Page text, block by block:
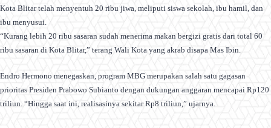
Kota Blitar telah menyentuh 20 ribu jiwa, meliputi siswa sekolah, ibu hamil, dan
ibu menyusui.
“Kurang lebih 20 ribu sasaran sudah menerima makan bergizi gratis dari total 60
ribu sasaran di Kota Blitar,” terang Wali Kota yang akrab disapa Mas Ibin.
Endro Hermono menegaskan, program MBG merupakan salah satu gagasan
prioritas Presiden Prabowo Subianto dengan dukungan anggaran mencapai Rp120
triliun. “Hingga saat ini, realisasinya sekitar Rp8 triliun,” ujarnya.